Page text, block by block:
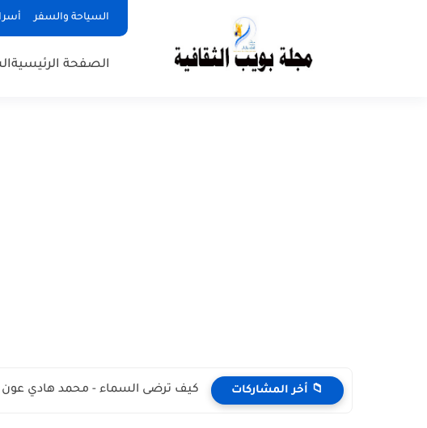
السياحة والسفر
الصفحة الرئيسية
📁 أخر المشاركات كيف ترضى السماء - محمد هادي عون